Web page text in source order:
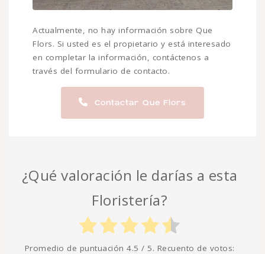
Actualmente, no hay información sobre Que
Flors. Si usted es el propietario y está interesado
en completar la información, contáctenos a
través del formulario de contacto.
Contactar Que Flors
¿Qué valoración le darías a esta
Floristería?
Promedio de puntuación 4.5 / 5. Recuento de votos: